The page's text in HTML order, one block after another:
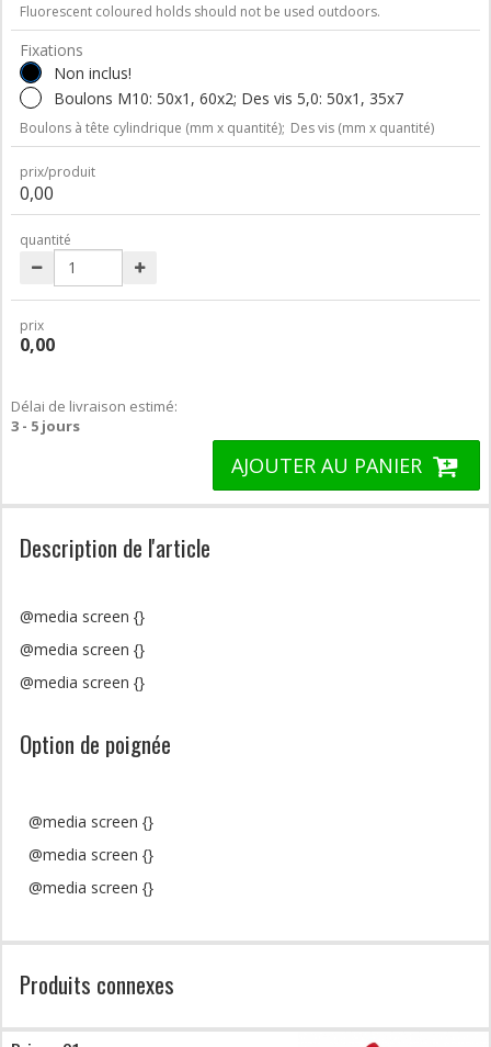
Fluorescent coloured holds should not be used outdoors.
Fixations
Non inclus!
Boulons M10: 50x1, 60x2; Des vis 5,0: 50x1, 35x7
Boulons à tête cylindrique (mm x quantité); Des vis (mm x quantité)
prix/produit
0,00
quantité
prix
0,00
Délai de livraison estimé:
3 - 5 jours
AJOUTER AU PANIER
Description de l'article
@media screen {}
@media screen {}
@media screen {}
Option de poignée
@media screen {}
@media screen {}
@media screen {}
Produits connexes